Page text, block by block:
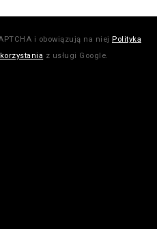
i obowiązują na niej Polityka
z usługi Google.